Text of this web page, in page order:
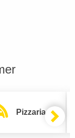
Pizzarias